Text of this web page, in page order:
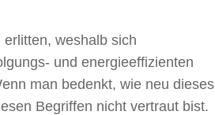
weshalb sich
und energieeffizienten
man bedenkt, wie neu dieses
Begriffen nicht vertraut bist.